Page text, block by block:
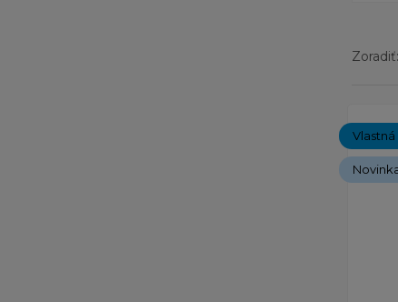
Zoradiť:
Vlastná